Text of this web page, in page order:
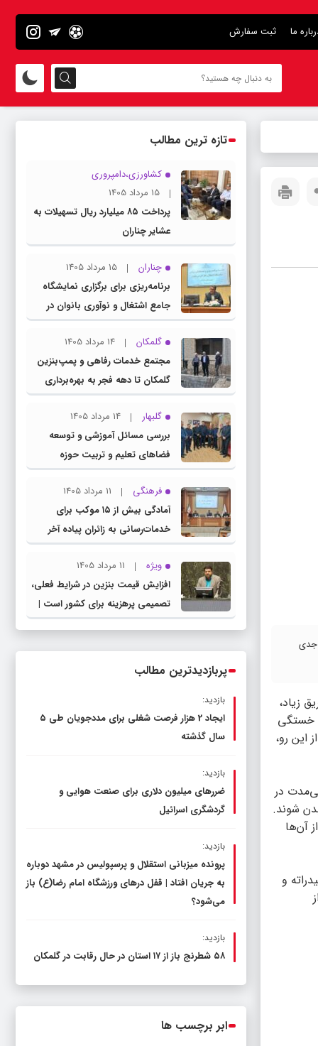
ما ثبت سفارش
جدی
زیاد،
خستگی
این رو،
در
شوند.
آن‌ها
و
تازه ترین مطالب
کشاورزی،دامپروری
15 مرداد 1405
پرداخت ۸۵ میلیارد ریال تسهیلات به
عشایر چناران
چناران
15 مرداد 1405
برنامه‌ریزی برای برگزاری نمایشگاه
جامع اشتغال و نوآوری بانوان در
چناران
گلمکان
14 مرداد 1405
مجتمع خدمات رفاهی و پمپ‌بنزین
گلمکان تا دهه فجر به بهره‌برداری
می‌رسد
گلبهار
14 مرداد 1405
بررسی مسائل آموزشی و توسعه
فضاهای تعلیم و تربیت حوزه
انتخابیه در نشست مشترک عضو
کمیسیون آموزش مجلس با مدیرکل
آموزش و پرورش خراسان رضوی
فرهنگی
11 مرداد 1405
آمادگی بیش از ۱۵ موکب برای
خدمات‌رسانی به زائران پیاده آخر
صفر در شهرستان چناران
ویژه
11 مرداد 1405
افزایش قیمت بنزین در شرایط فعلی،
تصمیمی پرهزینه برای کشور است |
دولت، قاچاق سوخت و عوامل اصلی
پربازدیدترین مطالب
بازدید:
ایجاد 2 هزار فرصت شغلی برای مددجویان طی ۵
سال گذشته
بازدید:
ضررهای میلیون دلاری برای صنعت هوایی و
گردشگری اسرائیل
بازدید:
پرونده میزبانی استقلال و پرسپولیس در مشهد دوباره
به جریان افتاد | قفل در‌های ورزشگاه امام رضا(ع) باز
می‌شود؟
بازدید:
۵۸ شطرنج‌ باز از ۱۷ استان در حال رقابت در گلمکان
ابر برچسب ها